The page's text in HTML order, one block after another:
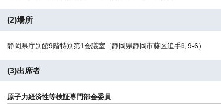
(2)場所
静岡県庁別館9階特別第1会議室（静岡県静岡市葵区追手町9-6）
(3)出席者
原子力経済性等検証専門部会委員